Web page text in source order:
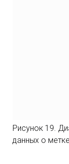
Рисунок 19.
данных о метке.